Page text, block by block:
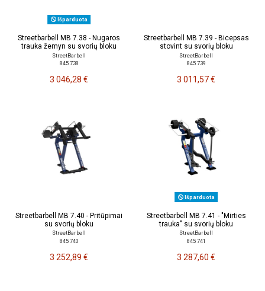
Išparduota
Streetbarbell MB 7.38 - Nugaros
trauka žemyn su svorių bloku
StreetBarbell
845 738
3 046,28 €
Streetbarbell MB 7.39 - Bicepsas
stovint su svorių bloku
StreetBarbell
845 739
3 011,57 €
Streetbarbell MB 7.40 - Pritūpimai
su svorių bloku
StreetBarbell
845 740
3 252,89 €
Išparduota
Streetbarbell MB 7.41 - "Mirties
trauka" su svorių bloku
StreetBarbell
845 741
3 287,60 €